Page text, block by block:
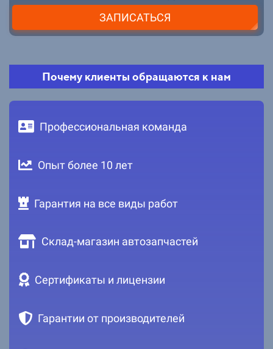
ЗАПИСАТЬСЯ
Почему клиенты обращаются к нам
Профессиональная команда
Опыт более 10 лет
Гарантия на все виды работ
Склад-магазин автозапчастей
Сертификаты и лицензии
Гарантии от производителей